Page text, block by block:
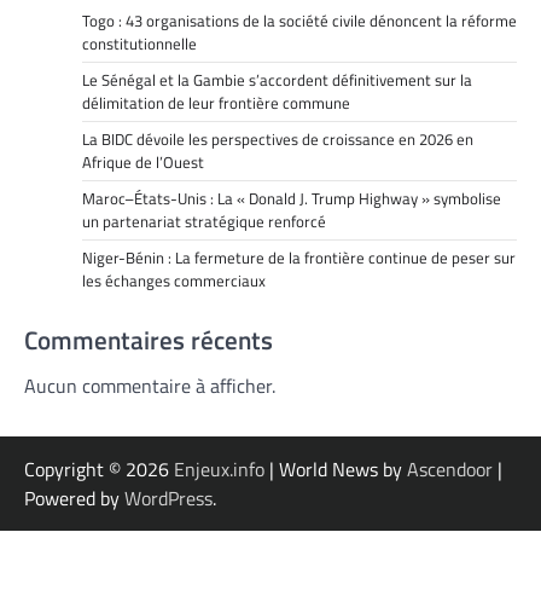
Togo : 43 organisations de la société civile dénoncent la réforme
constitutionnelle
Le Sénégal et la Gambie s’accordent définitivement sur la
délimitation de leur frontière commune
La BIDC dévoile les perspectives de croissance en 2026 en
Afrique de l’Ouest
Maroc–États-Unis : La « Donald J. Trump Highway » symbolise
un partenariat stratégique renforcé
Niger-Bénin : La fermeture de la frontière continue de peser sur
les échanges commerciaux
Commentaires récents
Aucun commentaire à afficher.
Copyright © 2026 Enjeux.info | World News byAscendoor |
Powered byWordPress.